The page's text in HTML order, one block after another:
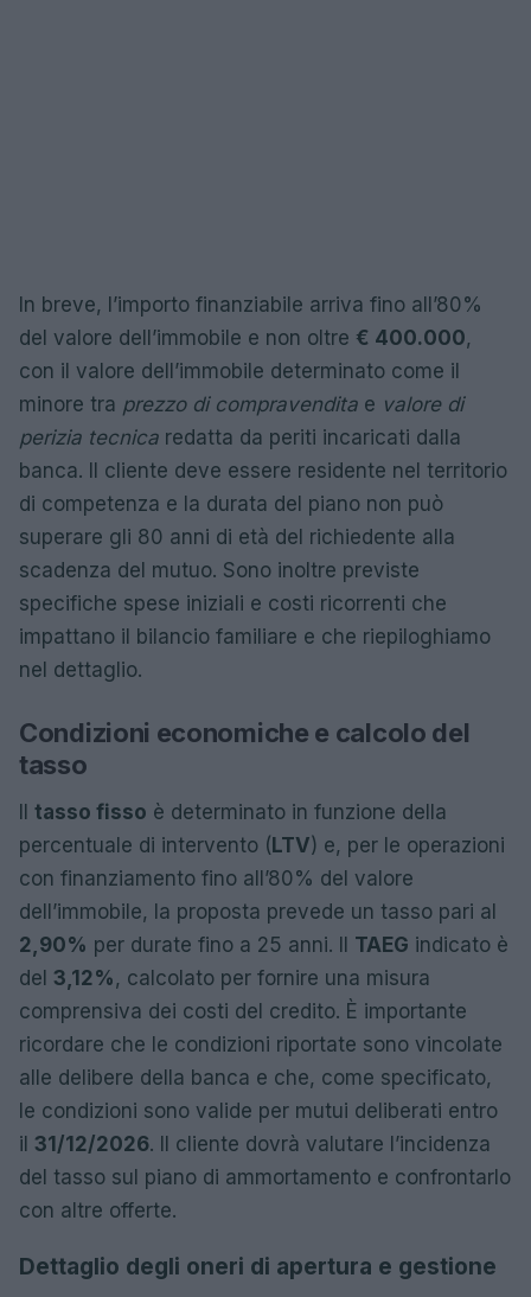
In breve, l’importo finanziabile arriva fino all’80%
del valore dell’immobile e non oltre € 400.000,
con il valore dell’immobile determinato come il
minore tra prezzo di compravendita e valore di
perizia tecnica redatta da periti incaricati dalla
banca. Il cliente deve essere residente nel territorio
di competenza e la durata del piano non può
superare gli 80 anni di età del richiedente alla
scadenza del mutuo. Sono inoltre previste
specifiche spese iniziali e costi ricorrenti che
impattano il bilancio familiare e che riepiloghiamo
nel dettaglio.
Condizioni economiche e calcolo del
tasso
tasso fisso è determinato in funzione della
percentuale di intervento ( LTV) e, per le operazioni
con finanziamento fino all’80% del valore
dell’immobile, la proposta prevede un tasso pari al
2,90% per durate fino a 25 anni. Il TAEG indicato è
del 3,12%, calcolato per fornire una misura
comprensiva dei costi del credito. È importante
ricordare che le condizioni riportate sono vincolate
alle delibere della banca e che, come specificato,
le condizioni sono valide per mutui deliberati entro
il 31/12/2026. Il cliente dovrà valutare l’incidenza
del tasso sul piano di ammortamento e confrontarlo
con altre offerte.
Dettaglio degli oneri di apertura e gestione